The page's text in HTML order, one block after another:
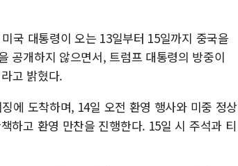
국 대통령이 오는 13일부터 15일까지 중국을
공개하지 않으면서, 트럼프 대통령의 방중이
고 밝혔다.
에 도착하며, 14일 오전 환영 행사와 미중 정상
하고 환영 만찬을 진행한다. 15일 시 주석과 티